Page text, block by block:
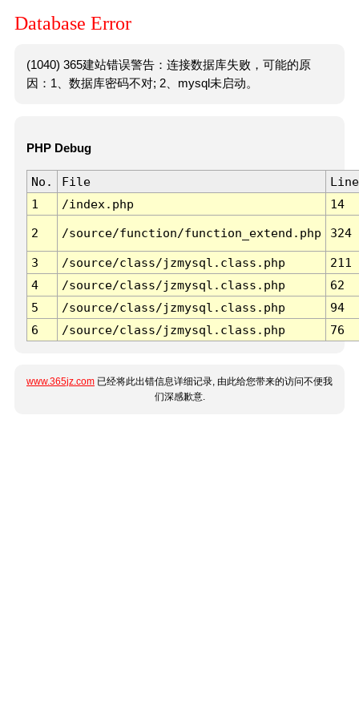
Database Error
(1040) 365建站错误警告：连接数据库失败，可能的原
因：1、数据库密码不对; 2、mysql未启动。
PHP Debug
No. File
Line
1
/index.php 14
2 /source/function/function_extend.php 324
3 /source/class/jzmysql.class.php
211
4
/source/class/jzmysql.class.php
62
5
/source/class/jzmysql.class.php
94
6
/source/class/jzmysql.class.php 76
www.365jz.com 已经将此出错信息详细记录, 由此给您带来的访问不便我
们深感歉意.